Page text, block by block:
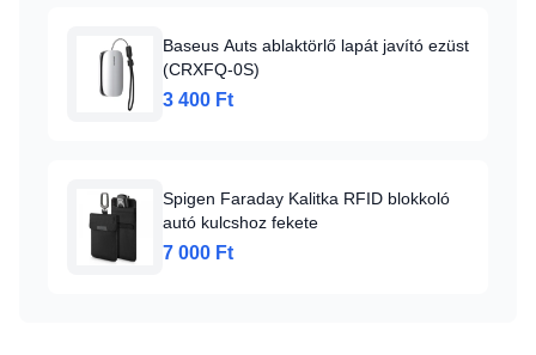
Baseus Auts ablaktörlő lapát javító ezüst
(CRXFQ-0S)
3 400 Ft
Spigen Faraday Kalitka RFID blokkoló
autó kulcshoz fekete
7 000 Ft